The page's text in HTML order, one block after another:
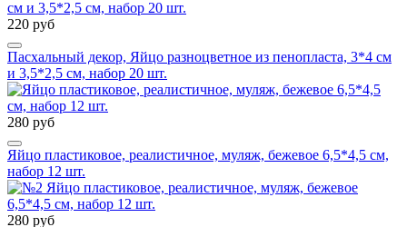
220 руб
Пасхальный декор, Яйцо разноцветное из пенопласта, 3*4 см
и 3,5*2,5 см, набор 20 шт.
280 руб
Яйцо пластиковое, реалистичное, муляж, бежевое 6,5*4,5 см,
набор 12 шт.
280 руб